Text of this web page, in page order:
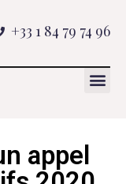
+33 1 84 79 74 96
appel